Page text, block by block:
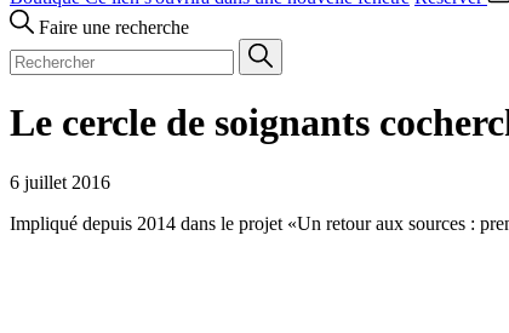
Faire une recherche
Le cercle de soignants
6 juillet 2016
Impliqué depuis 2014 dans le projet «Un retour aux sources :